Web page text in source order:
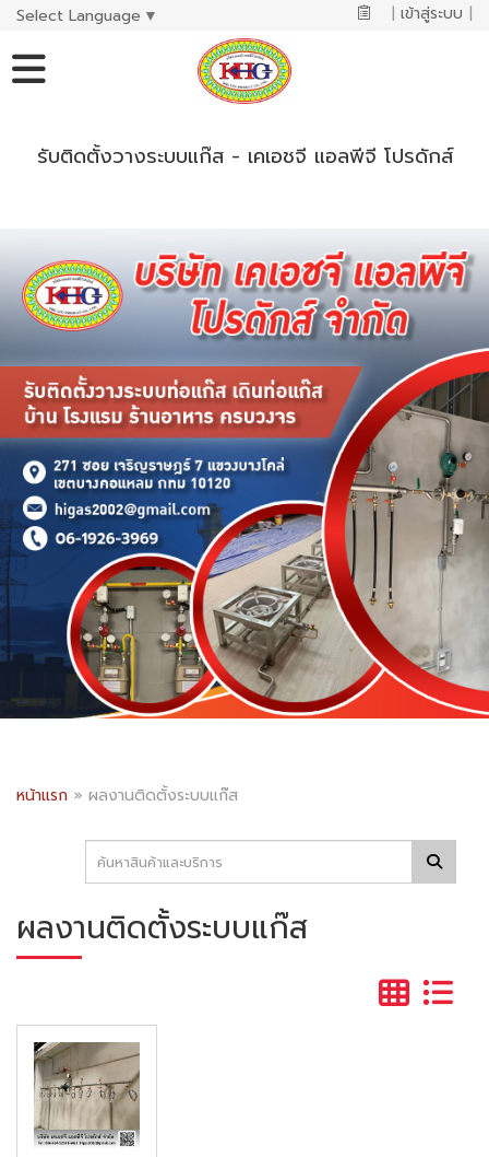
Select Language ▼ | เข้าสู่ระบบ |
รับติดตั้งวางระบบแก๊ส - เคเอชจี แอลพีจี โปรดักส์
หน้าแรก » ผลงานติดตั้งระบบแก๊ส
ผลงานติดตั้งระบบแก๊ส